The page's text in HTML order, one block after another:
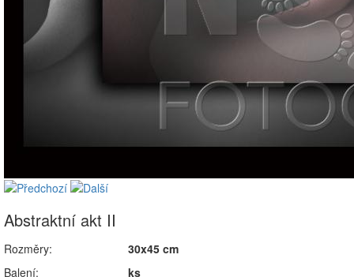
Abstraktní akt II
Rozměry:
30x45 cm
Balení:
ks